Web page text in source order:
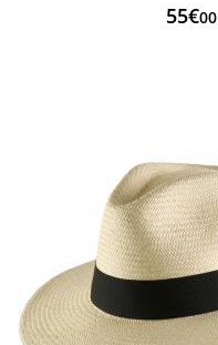
55€00